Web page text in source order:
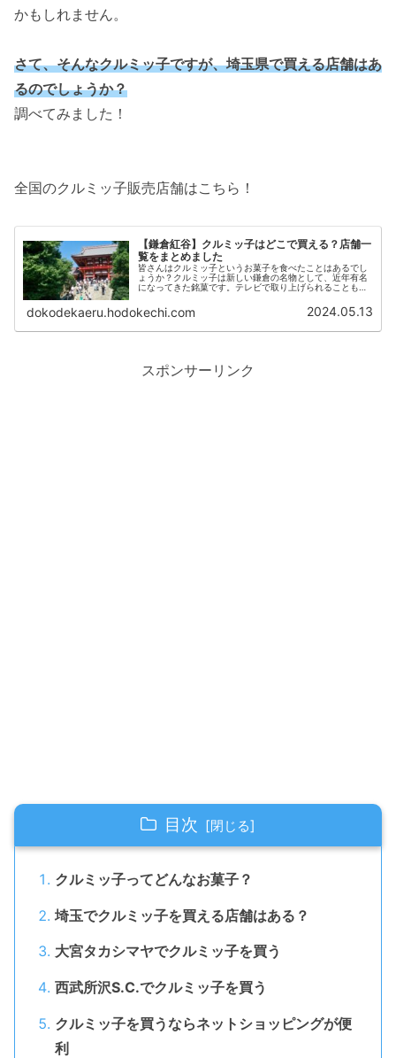
かもしれません。
さて、そんなクルミッ子ですが、埼玉県で買える店舗はあ
るのでしょうか？
調べてみました！
全国のクルミッ子販売店舗はこちら！
【鎌倉紅谷】クルミッ子はどこで買える？店舗一
覧をまとめました
皆さんはクルミッ子というお菓子を食べたことはあるでし
ょうか？クルミッ子は新しい鎌倉の名物として、近年有名
になってきた銘菓です。テレビで取り上げられることも多
ね。さて、そんなクルミッ子はどこ...
dokodekaeru.hodokechi.com 2024.05.13
スポンサーリンク
目次
クルミッ子ってどんなお菓子？
埼玉でクルミッ子を買える店舗はある？
大宮タカシマヤでクルミッ子を買う
西武所沢S.C.でクルミッ子を買う
クルミッ子を買うならネットショッピングが便
利